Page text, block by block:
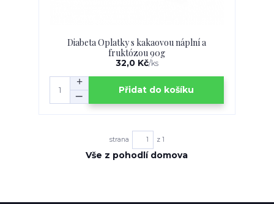
Diabeta Oplatky s kakaovou náplní a
fruktózou 90g
32,0 Kč/ks
Přidat do košíku
strana z 1
Vše z pohodlí domova